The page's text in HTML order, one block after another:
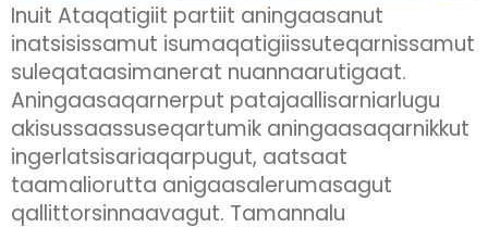
Inuit Ataqatigiit partiit aningaasanut
inatsisissamut isumaqatigiissuteqarnissamut
suleqataasimanerat nuannaarutigaat.
Aningaasaqarnerput patajaallisarniarlugu
akisussaassuseqartumik aningaasaqarnikkut
ingerlatsisariaqarpugut, aatsaat
taamaliorutta anigaasalerumasagut
qallittorsinnaavagut. Tamannalu